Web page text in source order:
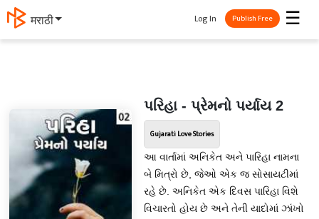
मराठी ☰
Log In Publish Free
પરિહા - પ્રેમનો પર્યાય 2
Gujarati Love Stories
આ વાર્તામાં અનિકેત અને પારિહા નામના
બે મિત્રો છે, જેઓ એક જ સોસાયટીમાં
રહે છે. અનિકેત એક દિવસ પારિહા વિશે
વિચારતો હોય છે અને તેની યાદોમાં ઝાંખો